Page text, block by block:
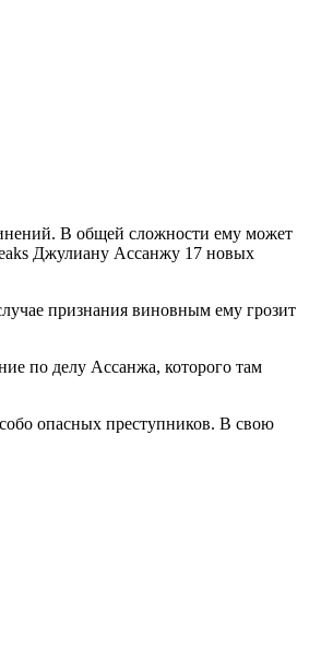
В общей сложности ему может
Джулиану Ассанжу 17 новых
признания виновным ему грозит
по делу Ассанжа, которого там
опасных преступников. В свою